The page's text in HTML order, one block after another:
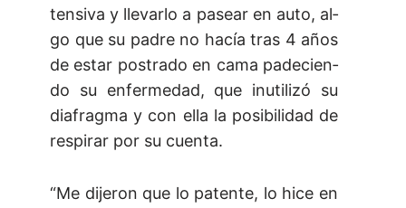
ten­si­va y lle­var­lo a pa­se­ar en au­to, al­
go que su pa­dre no ha­cía tras 4 años
de es­tar pos­tra­do en ca­ma pa­de­cien­
do su en­fer­me­dad, que inu­ti­li­zó su
dia­frag­ma y con ella la po­si­bi­li­dad de
res­pi­rar por su cuen­ta.
“Me di­je­ron que lo pa­ten­te, lo hi­ce en